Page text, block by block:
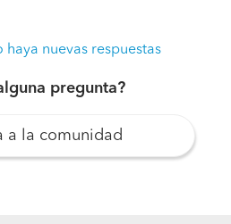
haya nuevas respuestas
pregunta?
a la comunidad